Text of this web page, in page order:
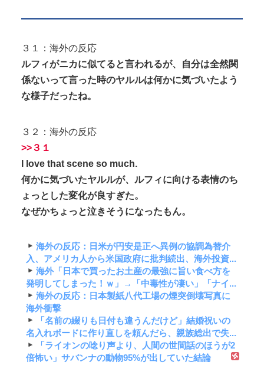
３１：海外の反応
ルフィがニカに似てると言われるが、自分は全然関
係ないって言った時のヤルルは何かに気づいたよう
な様子だったね。
３２：海外の反応
>>３１
I love that scene so much.
何かに気づいたヤルルが、ルフィに向ける表情のち
ょっとした変化が良すぎた。
なぜかちょっと泣きそうになったもん。
海外の反応：日米が円安是正へ異例の協調為替介
入、アメリカ人から米国政府に批判続出、海外投資...
海外「日本で買ったお土産の最強に旨い食べ方を
発明してしまった！ｗ」→「中毒性が凄い」「ナイ...
海外の反応：日本製紙八代工場の煙突倒壊写真に
海外衝撃
「名前の綴りも日付も違うんだけど」結婚祝いの
名入れボードに作り直しを頼んだら、親族総出で失...
「ライオンの唸り声より、人間の世間話のほうが2
倍怖い」サバンナの動物95%が出していた結論